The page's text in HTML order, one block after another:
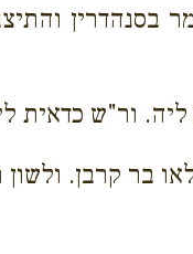
בסנהדרין
ור"ש כדאית
בר קרבן.